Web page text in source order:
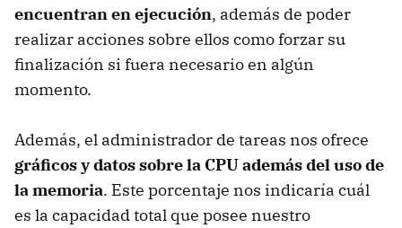
encuentran en ejecución, además de poder
realizar acciones sobre ellos como forzar su
finalización si fuera necesario en algún
momento.
Además, el administrador de tareas nos ofrece
gráficos y datos sobre la CPU además del uso de
la memoria. Este porcentaje nos indicaría cuál
es la capacidad total que posee nuestro